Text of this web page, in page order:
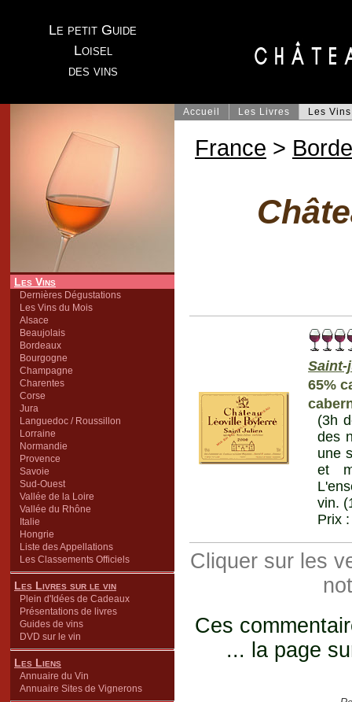
Le petit Guide
Loisel
des vins
Les Vins
Dernières Dégustations
Les Vins du Mois
Alsace
Beaujolais
Bordeaux
Bourgogne
Champagne
Charentes
Corse
Jura
Languedoc / Roussillon
Lorraine
Normandie
Provence
Savoie
Sud-Ouest
Vallée de la Loire
Vallée du Rhône
Italie
Hongrie
Liste des Appellations
Les Classements Officiels
Les Livres sur le vin
Plein d'Idées de Cadeaux
Présentations de livres
Guides de vins
DVD sur le vin
Les Liens
Annuaire du Vin
Annuaire Sites de Vignerons
Accueil Les Livres Les Vins
France >
Saint-
65%
(3h
des
une
et
vin.
Prix
Cliquer sur les
Ces
... la page